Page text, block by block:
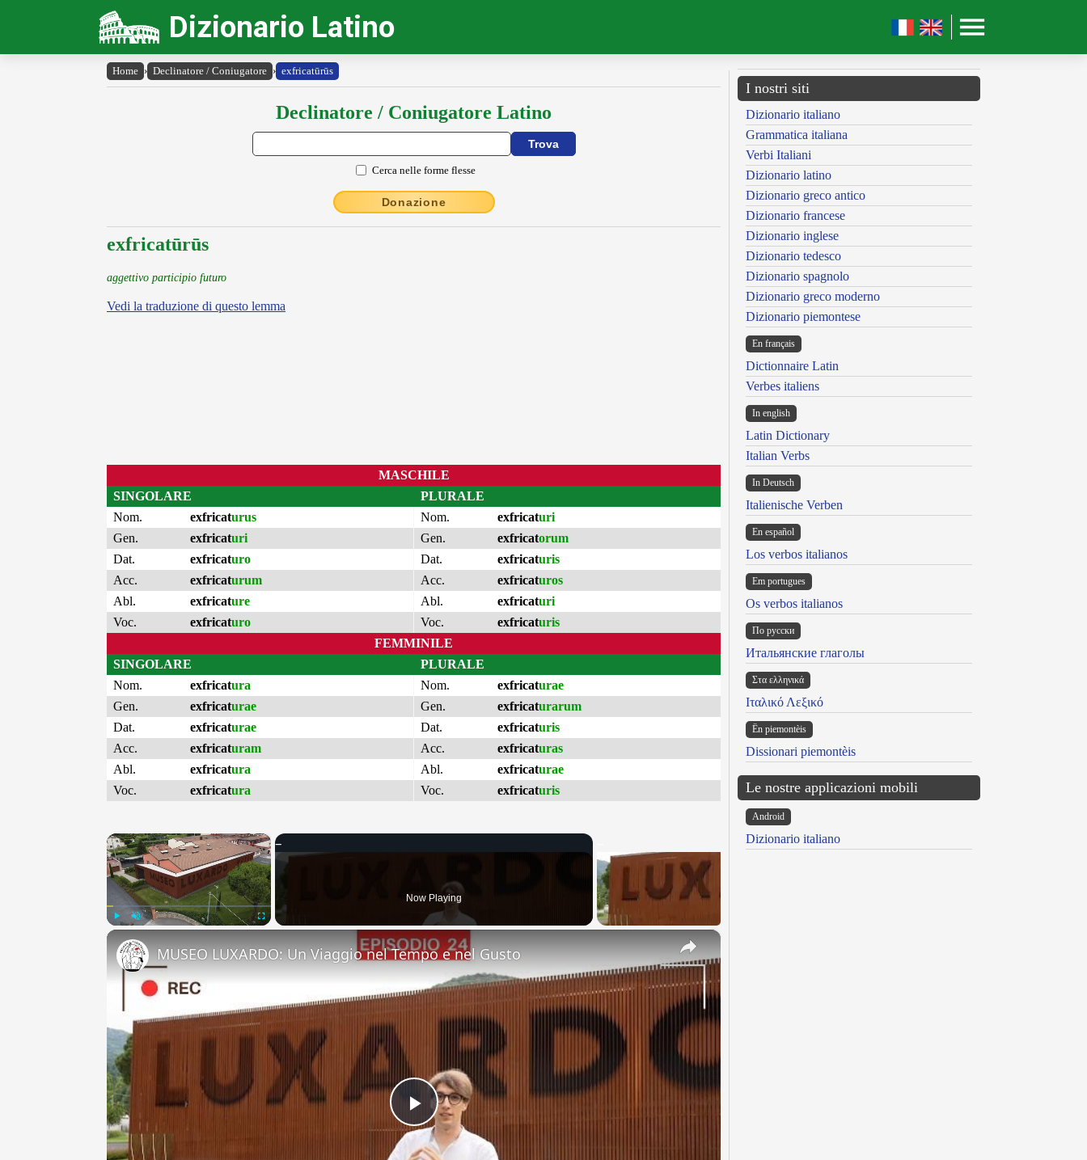
Dizionario Latino
Home › Declinatore / Coniugatore › exfricatūrūs
Declinatore / Coniugatore Latino
Cerca nelle forme flesse
Donazione
exfricatūrūs
aggettivo participio futuro
Vedi la traduzione di questo lemma
MASCHILE
SINGOLARE
Nom.
exfricaturus
Gen.
exfricaturi
Dat.
exfricaturo
Acc.
exfricaturum
Abl.
exfricature
Voc.
exfricaturo
PLURALE
Nom.
exfricaturi
Gen.
exfricatorum
Dat.
exfricaturis
Acc.
exfricaturos
Abl.
exfricaturi
Voc.
exfricaturis
FEMMINILE
SINGOLARE
Nom.
exfricatura
Gen.
exfricaturae
Dat.
exfricaturae
Acc.
exfricaturam
Abl.
exfricatura
Voc.
exfricatura
PLURALE
Nom.
exfricaturae
Gen.
exfricaturarum
Dat.
exfricaturis
Acc.
exfricaturas
Abl.
exfricaturae
Voc.
exfricaturis
×
Now Playing
×
Play
MUSEO LUXARDO: Un Viaggio nel Tempo e nel Gusto
I nostri siti
Dizionario italiano
Grammatica italiana
Verbi Italiani
Dizionario latino
Dizionario greco antico
Dizionario francese
Dizionario inglese
Dizionario tedesco
Dizionario spagnolo
Dizionario greco moderno
Dizionario piemontese
En français
Dictionnaire Latin
Verbes italiens
In english
Latin Dictionary
Italian Verbs
In Deutsch
Italienische Verben
En español
Los verbos italianos
Em portugues
Os verbos italianos
По русски
Итальянские глаголы
Στα ελληνικά
Ιταλικό Λεξικό
Ën piemontèis
Dissionari piemontèis
Le nostre applicazioni mobili
Android
Dizionario italiano